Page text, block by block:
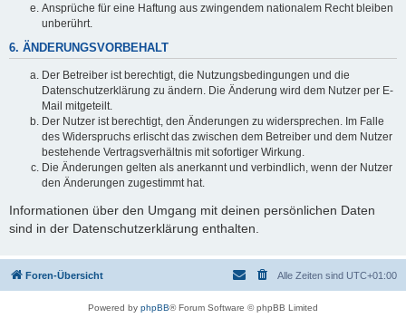
Ansprüche für eine Haftung aus zwingendem nationalem Recht bleiben
unberührt.
6. ÄNDERUNGSVORBEHALT
Der Betreiber ist berechtigt, die Nutzungsbedingungen und die
Datenschutzerklärung zu ändern. Die Änderung wird dem Nutzer per E-
Mail mitgeteilt.
Der Nutzer ist berechtigt, den Änderungen zu widersprechen. Im Falle
des Widerspruchs erlischt das zwischen dem Betreiber und dem Nutzer
bestehende Vertragsverhältnis mit sofortiger Wirkung.
Die Änderungen gelten als anerkannt und verbindlich, wenn der Nutzer
den Änderungen zugestimmt hat.
Informationen über den Umgang mit deinen persönlichen Daten
sind in der Datenschutzerklärung enthalten.
Foren-Übersicht Alle Zeiten sind UTC+01:00
Powered by phpBB® Forum Software © phpBB Limited